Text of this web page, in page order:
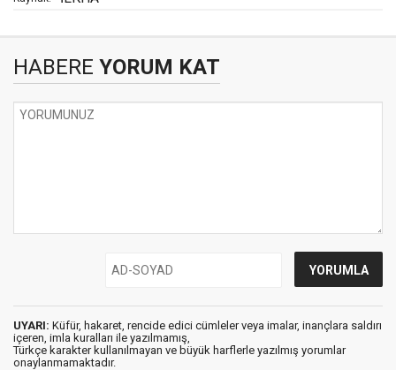
HABERE YORUM KAT
UYARI: Küfür, hakaret, rencide edici cümleler veya imalar, inançlara saldırı
içeren, imla kuralları ile yazılmamış,
Türkçe karakter kullanılmayan ve büyük harflerle yazılmış yorumlar
onaylanmamaktadır.